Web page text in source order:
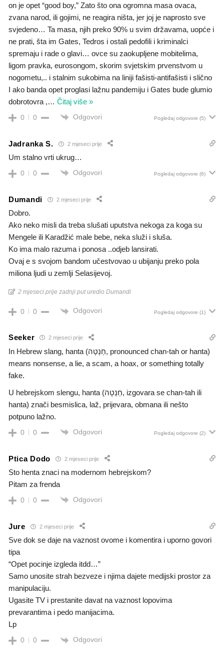
on je opet “good boy,” Zato što ona ogromna masa ovaca,
zvana narod, ili gojimi, ne reagira ništa, jer joj je naprosto sve
svjedeno… Ta masa, njih preko 90% u svim državama, uopće i
ne prati, šta im Gates, Tedros i ostali pedofili i kriminalci
spremaju i rade o glavi… ovce su zaokupljene mobitelima,
ligom pravka, eurosongom, skorim svjetskim prvenstvom u
nogometu,.. i stalnim sukobima na liniji fašisti-antifašisti i slično
I ako banda opet proglasi lažnu pandemiju i Gates bude glumio
dobrotovra ,… Čitaj više »
0 0 Odgovori Pogledaj odgovore (5)
Jadranka S. 2 mjeseci prije
Um stalno vrti ukrug…
0 0 Odgovori Pogledaj odgovore (6)
Dumandi 2 mjeseci prije
Dobro.
Ako neko misli da treba slušati uputstva nekoga za koga su
Mengele ili Karadžić male bebe, neka služi i sluša.
Ko ima malo razuma i ponosa ..odjeb lansirati.
Ovaj e s svojom bandom učestvovao u ubijanju preko pola
miliona ljudi u zemlji Selasijevoj.
2 mjeseci prije zadnji put uredio Dumandi
0 0 Odgovori Pogledaj odgovore (1)
Seeker 2 mjeseci prije
In Hebrew slang, hanta (חַנְטָה, pronounced chan-tah or hanta)
means nonsense, a lie, a scam, a hoax, or something totally
fake.
U hebrejskom slengu, hanta (חַנְטָה, izgovara se chan-tah ili
hanta) znači besmislica, laž, prijevara, obmana ili nešto
potpuno lažno.
0 0 Odgovori Pogledaj odgovore (2)
Ptica Dodo 2 mjeseci prije
Sto henta znaci na modernom hebrejskom?
Pitam za frenda
0 0 Odgovori
Jure 2 mjeseci prije
Sve dok se daje na vaznost ovome i komentira i uporno govori
tipa
“Opet pocinje izgleda itdd…”
Samo unosite strah bezveze i njima dajete medijski prostor za
manipulaciju.
Ugasite TV i prestanite davat na vaznost lopovima
prevarantima i pedo manijacima.
Lp
0 0 Odgovori